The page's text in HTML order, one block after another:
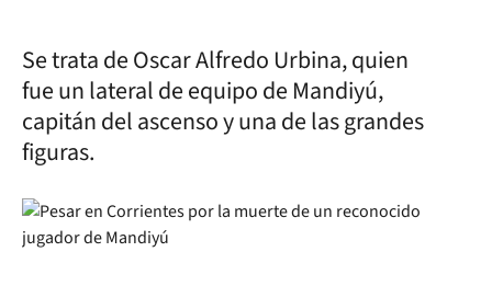
Se trata de Oscar Alfredo Urbina, quien
fue un lateral de equipo de Mandiyú,
capitán del ascenso y una de las grandes
figuras.